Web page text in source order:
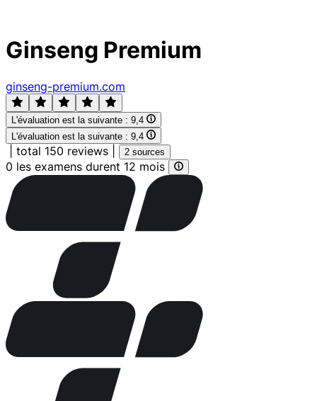
Ginseng Premium
ginseng-premium.com
L'évaluation est la suivante : 9,4
L'évaluation est la suivante : 9,4
total 150 reviews 2 sources
0 les examens durent 12 mois